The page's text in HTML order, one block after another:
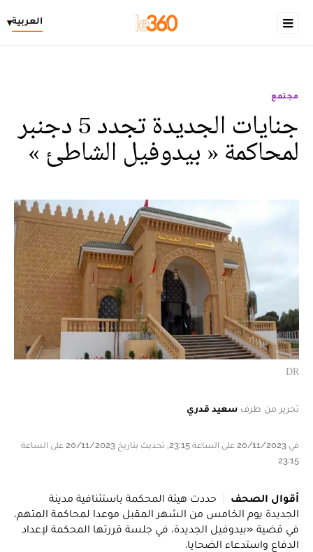
العربية▾
مجتمع
جنايات الجديدة تجدد 5 دجنبر
لمحاكمة « بيدوفيل الشاطئ »
DR
تحرير من طرف سعيد قدري
في 20/11/2023 على الساعة 23:15, تحديث بتاريخ 20/11/2023 على الساعة
23:15
أقوال الصحف
حددت هيئة المحكمة باستئنافية مدينة
الجديدة يوم الخامس من الشهر المقبل موعدا لمحاكمة المتهم،
في قضية «بيدوفيل الجديدة، في جلسة قررتها المحكمة لإعداد
الدفاع واستدعاء الضحايا.